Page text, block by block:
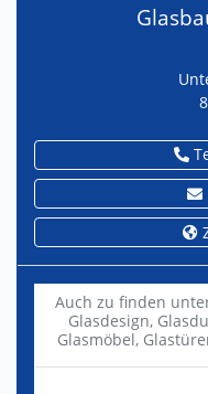
Auch zu finden
Glasdesign,
Glasmöbel,